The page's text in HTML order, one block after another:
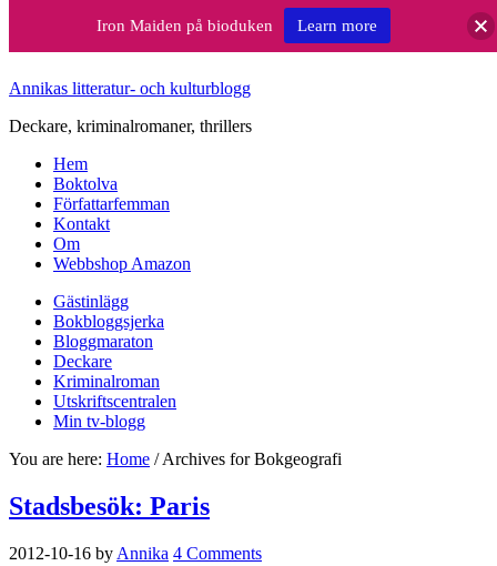
Annikas litteratur- och kulturblogg
Deckare, kriminalromaner, thrillers
Hem
Boktolva
Författarfemman
Kontakt
Om
Webbshop Amazon
Gästinlägg
Bokbloggsjerka
Bloggmaraton
Deckare
Kriminalroman
Utskriftscentralen
Min tv-blogg
You are here: Home /Archives for Bokgeografi
Stadsbesök: Paris
2012-10-16 by Annika 4 Comments
Iron Maiden på bioduken Learn more